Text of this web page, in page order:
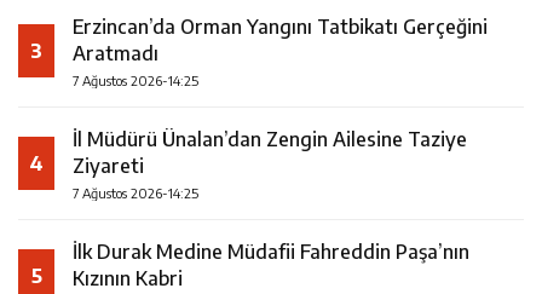
3
Erzincan’da Orman Yangını Tatbikatı Gerçeğini
Aratmadı
7 Ağustos 2026-14:25
4
İl Müdürü Ünalan’dan Zengin Ailesine Taziye
Ziyareti
7 Ağustos 2026-14:25
5
İlk Durak Medine Müdafii Fahreddin Paşa’nın
Kızının Kabri